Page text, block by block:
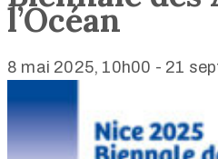
l’Océan
8 mai 2025, 10h00 - 21